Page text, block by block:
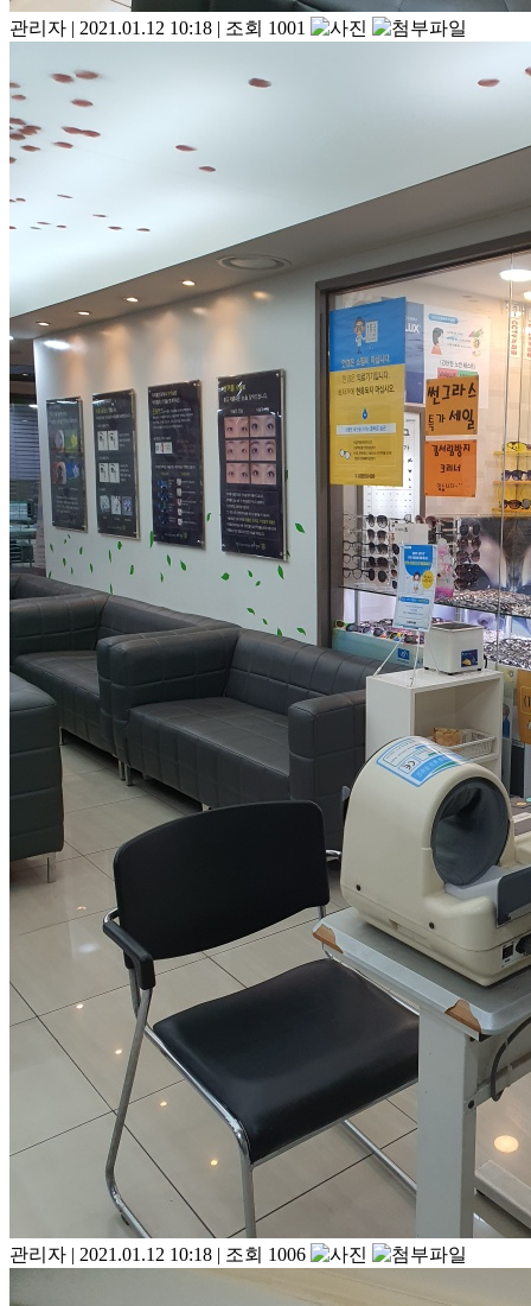
관리자 | 2021.01.12 10:18 | 조회 1001
관리자 | 2021.01.12 10:18 | 조회 1006